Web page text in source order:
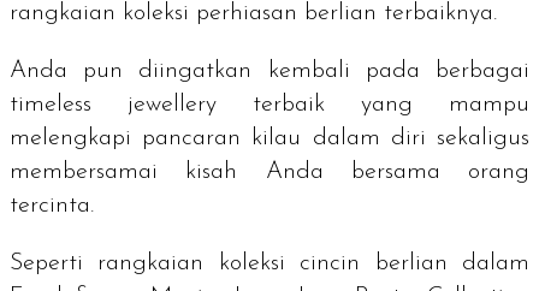
rangkaian koleksi perhiasan berlian terbaiknya.
Anda pun diingatkan kembali pada berbagai
timeless jewellery terbaik yang mampu
melengkapi pancaran kilau dalam diri sekaligus
membersamai kisah Anda bersama orang
tercinta.
Seperti rangkaian koleksi cincin berlian dalam